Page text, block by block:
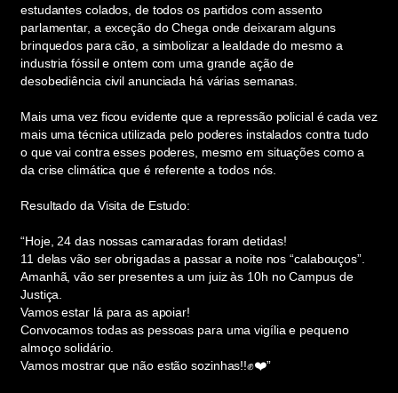
estudantes colados, de todos os partidos com assento
parlamentar, a exceção do Chega onde deixaram alguns
brinquedos para cão, a simbolizar a lealdade do mesmo a
industria fóssil e ontem com uma grande ação de
desobediência civil anunciada há várias semanas.
Mais uma vez ficou evidente que a repressão policial é cada vez
mais uma técnica utilizada pelo poderes instalados contra tudo
o que vai contra esses poderes, mesmo em situações como a
da crise climática que é referente a todos nós.
Resultado da Visita de Estudo:
“Hoje, 24 das nossas camaradas foram detidas!
11 delas vão ser obrigadas a passar a noite nos “calabouços”.
Amanhã, vão ser presentes a um juiz às 10h no Campus de
Justiça.
Vamos estar lá para as apoiar!
Convocamos todas as pessoas para uma vigília e pequeno
almoço solidário.
Vamos mostrar que não estão sozinhas!!✊❤️”